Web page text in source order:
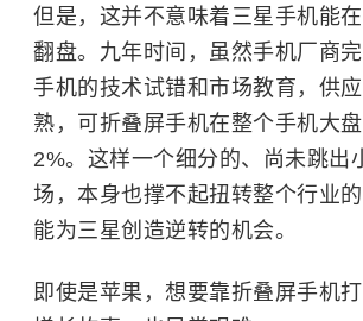
但是，这并不意味着三星手机能
翻盘。九年时间，虽然手机厂商
手机的技术试错和市场教育，供
熟，可折叠屏手机在整个手机大
2%。这样一个细分的、尚未跳出
场，本身也撑不起扭转整个行业
能为三星创造逆转的机会。
即使是苹果，想要靠折叠屏手机